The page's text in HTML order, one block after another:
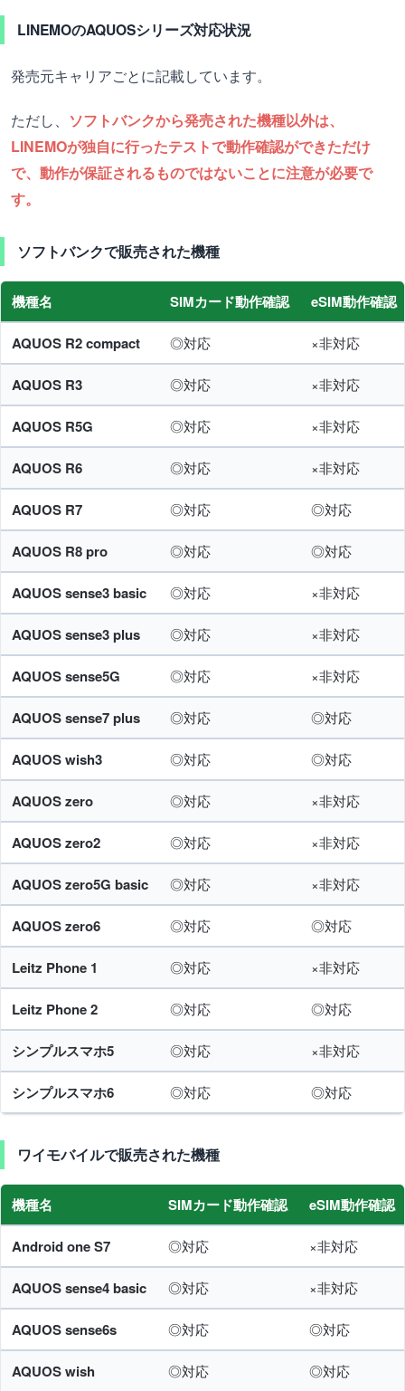
LINEMOのAQUOSシリーズ対応状況
発売元キャリアごとに記載しています。
ただし、 ソフトバンクから発売された機種以外は、
LINEMOが独自に行ったテストで動作確認ができただけ
で、動作が保証されるものではないことに注意が必要で
す。
ソフトバンクで販売された機種
機種名 SIMカード動作確認 eSIM動作確認
AQUOS R2 compact ◎対応 ×非対応
AQUOS R3 ◎対応 ×非対応
AQUOS R5G ◎対応 ×非対応
AQUOS R6 ◎対応 ×非対応
AQUOS R7 ◎対応 ◎対応
AQUOS R8 pro ◎対応 ◎対応
AQUOS sense3 basic ◎対応 ×非対応
AQUOS sense3 plus ◎対応 ×非対応
AQUOS sense5G ◎対応 ×非対応
AQUOS sense7 plus ◎対応 ◎対応
AQUOS wish3 ◎対応 ◎対応
AQUOS zero ◎対応 ×非対応
AQUOS zero2 ◎対応 ×非対応
AQUOS zero5G basic ◎対応 ×非対応
AQUOS zero6 ◎対応 ◎対応
Leitz Phone 1 ◎対応 ×非対応
Leitz Phone 2 ◎対応 ◎対応
シンプルスマホ5 ◎対応 ×非対応
シンプルスマホ6 ◎対応 ◎対応
ワイモバイルで販売された機種
機種名 SIMカード動作確認 eSIM動作確認
Android one S7 ◎対応 ×非対応
AQUOS sense4 basic ◎対応 ×非対応
AQUOS sense6s ◎対応 ◎対応
AQUOS wish ◎対応 ◎対応